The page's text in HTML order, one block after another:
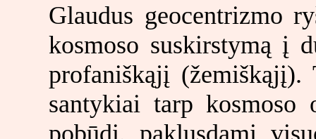
Glaudus geocentrizmo
kosmoso suskirstymą į
profaniškąjį (žemiškąjį).
santykiai tarp
pobūdį, paklusdami